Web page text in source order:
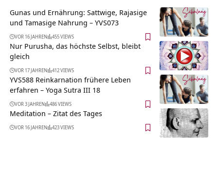
Gunas und Ernährung: Sattwige, Rajasige
und Tamasige Nahrung – YVS073
VOR 16 JAHREN 455 VIEWS
Nur Purusha, das höchste Selbst, bleibt
gleich
VOR 17 JAHREN 412 VIEWS
YVS588 Reinkarnation frühere Leben
erfahren – Yoga Sutra III 18
VOR 3 JAHREN 486 VIEWS
Meditation – Zitat des Tages
VOR 16 JAHREN 423 VIEWS